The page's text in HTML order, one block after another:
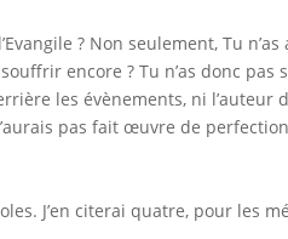
? Non seulement, Tu
encore ? Tu n’as donc
les évènements, ni l’auteur
pas fait œuvre de
J’en citerai quatre, pour les